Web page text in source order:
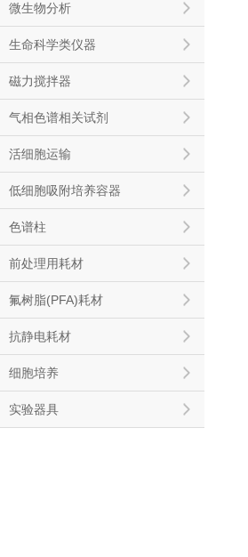
微生物分析
生命科学类仪器
磁力搅拌器
气相色谱相关试剂
活细胞运输
低细胞吸附培养容器
色谱柱
前处理用耗材
氟树脂(PFA)耗材
抗静电耗材
细胞培养
实验器具